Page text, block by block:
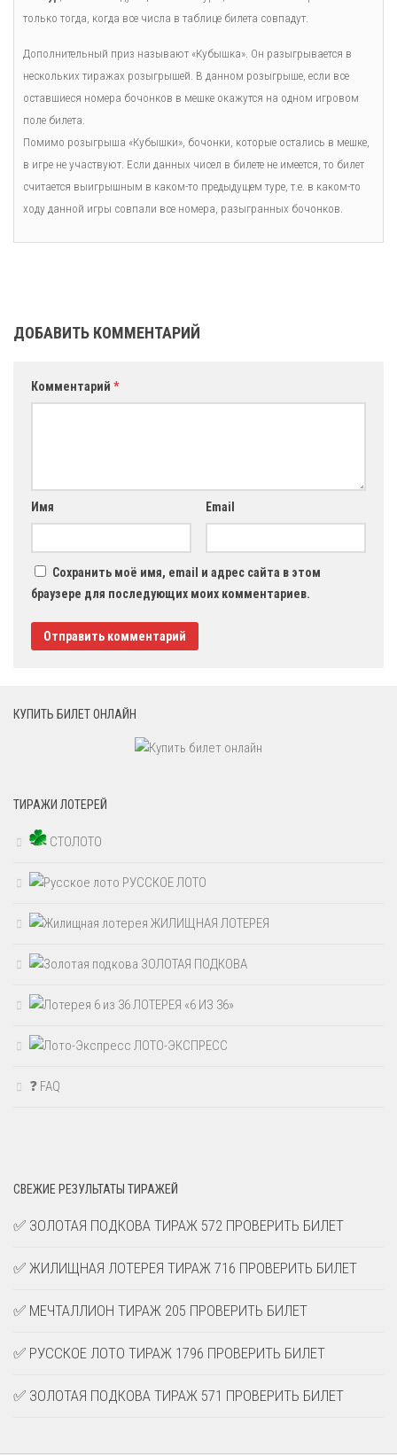
только тогда, когда все числа в таблице билета совпадут.
Дополнительный приз называют «Кубышка». Он разыгрывается в
нескольких тиражах розыгрышей. В данном розыгрыше, если все
оставшиеся номера бочонков в мешке окажутся на одном игровом
поле билета.
Помимо розыгрыша «Кубышки», бочонки, которые остались в мешке,
в игре не участвуют. Если данных чисел в билете не имеется, то билет
считается выигрышным в каком-то предыдущем туре, т.е. в каком-то
ходу данной игры совпали все номера, разыгранных бочонков.
ДОБАВИТЬ КОММЕНТАРИЙ
Комментарий *
Имя Email
Сохранить моё имя, email и адрес сайта в этом
браузере для последующих моих комментариев.
КУПИТЬ БИЛЕТ ОНЛАЙН
ТИРАЖИ ЛОТЕРЕЙ
СТОЛОТО
РУССКОЕ ЛОТО
ЖИЛИЩНАЯ ЛОТЕРЕЯ
ЗОЛОТАЯ ПОДКОВА
ЛОТЕРЕЯ «6 ИЗ 36»
ЛОТО-ЭКСПРЕСС
❓ FAQ
СВЕЖИЕ РЕЗУЛЬТАТЫ ТИРАЖЕЙ
✅ ЗОЛОТАЯ ПОДКОВА ТИРАЖ 572 ПРОВЕРИТЬ БИЛЕТ
✅ ЖИЛИЩНАЯ ЛОТЕРЕЯ ТИРАЖ 716 ПРОВЕРИТЬ БИЛЕТ
✅ МЕЧТАЛЛИОН ТИРАЖ 205 ПРОВЕРИТЬ БИЛЕТ
✅ РУССКОЕ ЛОТО ТИРАЖ 1796 ПРОВЕРИТЬ БИЛЕТ
✅ ЗОЛОТАЯ ПОДКОВА ТИРАЖ 571 ПРОВЕРИТЬ БИЛЕТ